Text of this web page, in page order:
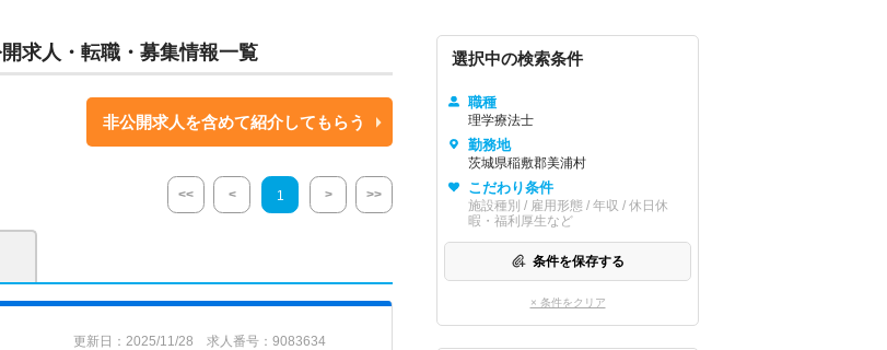
求人・転職・募集情報一覧
非公開求人を含めて紹介してもらう
<< < 1 > >>
更新日：2025/11/28 求人番号：9083634
選択中の検索条件
職種
理学療法士
勤務地
茨城県稲敷郡美浦村
こだわり条件
施設種別 / 雇用形態 / 年収 / 休日休
暇・福利厚生など
条件を保存する
× 条件をクリア